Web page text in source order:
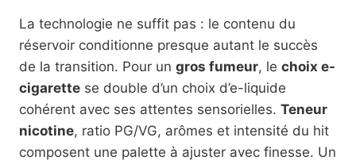
La technologie ne suffit pas : le contenu du
réservoir conditionne presque autant le succès
de la transition. Pour un gros fumeur, le choix e-
cigarette se double d’un choix d’e-liquide
cohérent avec ses attentes sensorielles. Teneur
nicotine, ratio PG/VG, arômes et intensité du hit
composent une palette à ajuster avec finesse. Un